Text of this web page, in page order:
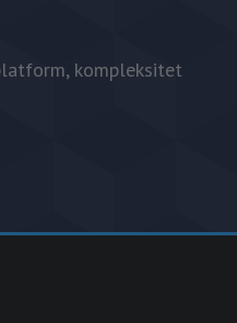
kompleksitet